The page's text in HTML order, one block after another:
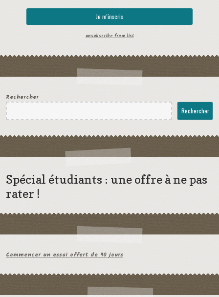
unsubscribe from list
Rechercher
Rechercher
Spécial étudiants : une offre à ne pas
rater !
Commencer un essai offert de 90 jours